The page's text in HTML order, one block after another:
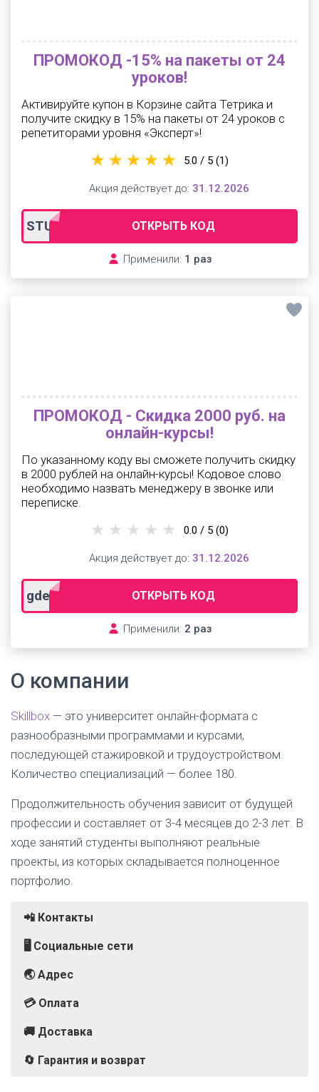
ПРОМОКОД -15% на пакеты от 24
уроков!
Активируйте купон в Корзине сайта Тетрика и
получите скидку в 15% на пакеты от 24 уроков с
репетиторами уровня «Эксперт»!
STUDIES ОТКРЫТЬ КОД
Применили: 1 раз
5.0 / 5 (1)
Акция действует до: 31.12.2026
ПРОМОКОД - Скидка 2000 руб. на
онлайн-курсы!
По указанному коду вы сможете получить скидку
в 2000 рублей на онлайн-курсы! Кодовое слово
необходимо назвать менеджеру в звонке или
переписке.
gdeslon ОТКРЫТЬ КОД
Применили: 2 раз
0.0 / 5 (0)
Акция действует до: 31.12.2026
О компании
Skillbox — это университет онлайн-формата с
разнообразными программами и курсами,
последующей стажировкой и трудоустройством.
Количество специализаций — более 180.
Продолжительность обучения зависит от будущей
профессии и составляет от 3-4 месяцев до 2-3 лет. В
ходе занятий студенты выполняют реальные
проекты, из которых складывается полноценное
портфолио.
📲 Контакты
🖥️ Социальные сети
🌏 Адрес
💳 Оплата
🚚 Доставка
🔄 Гарантия и возврат